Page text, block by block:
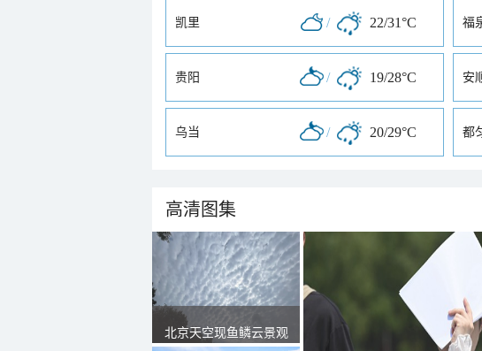
凯里 / 22/31°C 福
贵阳 / 19/28°C 安
乌当 / 20/29°C 都
高清图集
北京天空现鱼鳞云景观